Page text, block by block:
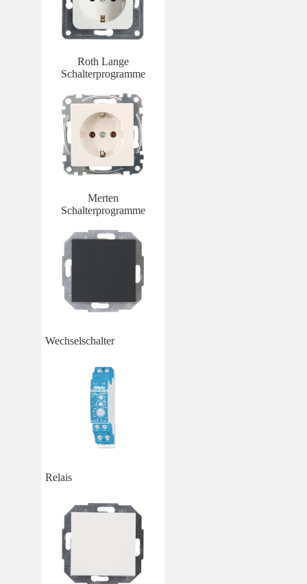
Roth Lange
Schalterprogramme
Merten
Schalterprogramme
Wechselschalter
Relais